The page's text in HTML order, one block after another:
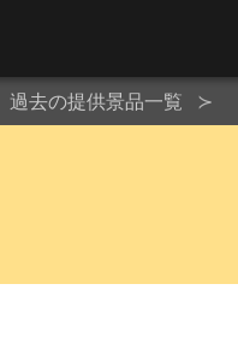
過去の提供景品一覧